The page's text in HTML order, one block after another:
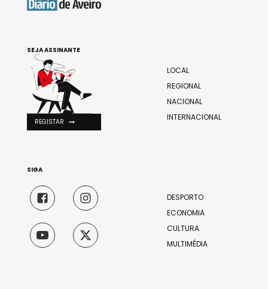
LOCAL
REGIONAL
NACIONAL
INTERNACIONAL
DESPORTO
ECONOMIA
CULTURA
MULTIMÉDIA
SEJA ASSINANTE
REGISTAR
SIGA